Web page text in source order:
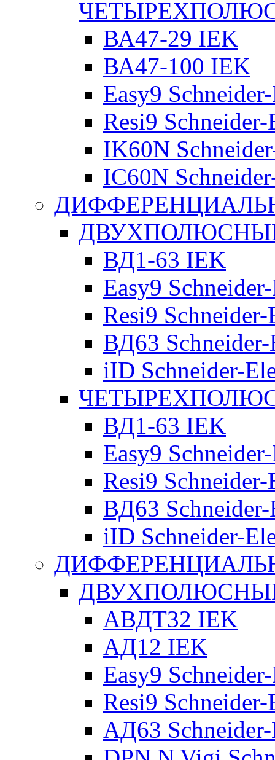
ВА47-29 IEK
ВА47-100 IEK
Easy9
Resi9
IK60N
IC60N
ВД1-63 IEK
Easy9
Resi9
ВД63
iID Schneider-
ВД1-63 IEK
Easy9
Resi9
ВД63
iID Schneider-
АВДТ32 IEK
АД12 IEK
Easy9
Resi9
АД63